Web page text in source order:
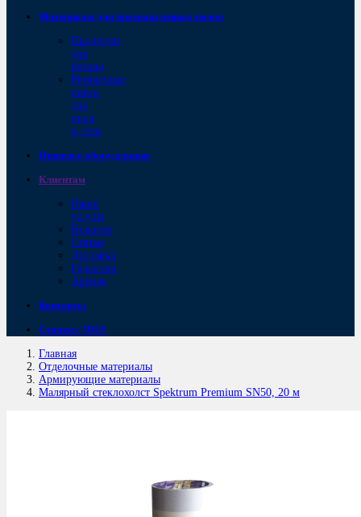
Материалы для промышленных полов
Пропитки
для
бетона
Ремонтные
смеси
для
пола
и стен
Пищевое оборудование
Клиентам
Наши
услуги
Новости
Статьи
Доставка
Гарантии
Аренда
Контакты
Станки с ЧПУ
Главная
Отделочные материалы
Армирующие материалы
Малярный стеклохолст Spektrum Premium SN50, 20 м